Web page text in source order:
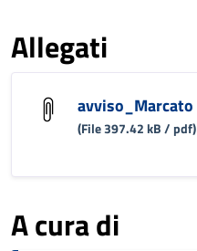
Allegati
avviso_Marcato
(File 397.42 kB / pdf)
A cura di